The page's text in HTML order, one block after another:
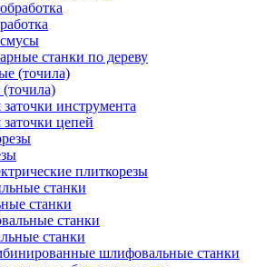
станки по дереву
заточки инструмента
заточки цепей
плиткорезы
станки
станки
шлифовальные станки